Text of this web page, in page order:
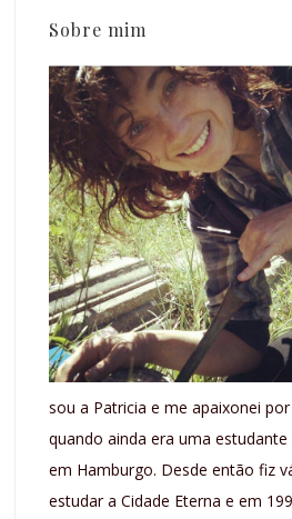
Sobre mim
sou a Patricia e me apaixonei
quando ainda era uma estudante
em Hamburgo. Desde então fiz
estudar a Cidade Eterna e em